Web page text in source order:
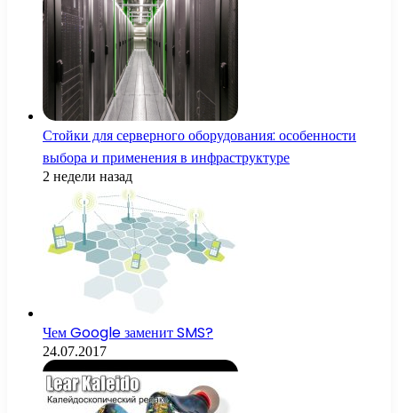
Стойки для серверного оборудования: особенности
выбора и применения в инфраструктуре
2 недели назад
Чем Google заменит SMS?
24.07.2017